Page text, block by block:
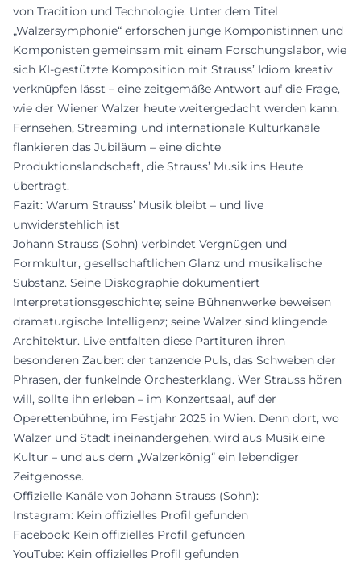
von Tradition und Technologie. Unter dem Titel
„Walzersymphonie“ erforschen junge Komponistinnen und
Komponisten gemeinsam mit einem Forschungslabor, wie
sich KI-gestützte Komposition mit Strauss’ Idiom kreativ
verknüpfen lässt – eine zeitgemäße Antwort auf die Frage,
wie der Wiener Walzer heute weitergedacht werden kann.
Fernsehen, Streaming und internationale Kulturkanäle
flankieren das Jubiläum – eine dichte
Produktionslandschaft, die Strauss’ Musik ins Heute
überträgt.
Fazit: Warum Strauss’ Musik bleibt – und live
unwiderstehlich ist
Johann Strauss (Sohn) verbindet Vergnügen und
Formkultur, gesellschaftlichen Glanz und musikalische
Substanz. Seine Diskographie dokumentiert
Interpretationsgeschichte; seine Bühnenwerke beweisen
dramaturgische Intelligenz; seine Walzer sind klingende
Architektur. Live entfalten diese Partituren ihren
besonderen Zauber: der tanzende Puls, das Schweben der
Phrasen, der funkelnde Orchesterklang. Wer Strauss hören
will, sollte ihn erleben – im Konzertsaal, auf der
Operettenbühne, im Festjahr 2025 in Wien. Denn dort, wo
Walzer und Stadt ineinandergehen, wird aus Musik eine
Kultur – und aus dem „Walzerkönig“ ein lebendiger
Zeitgenosse.
Offizielle Kanäle von Johann Strauss (Sohn):
Instagram: Kein offizielles Profil gefunden
Facebook: Kein offizielles Profil gefunden
YouTube: Kein offizielles Profil gefunden